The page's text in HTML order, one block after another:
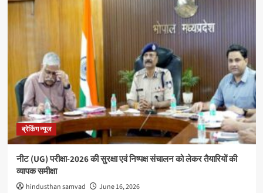
ब्रेकिंग न्यूज
नीट (UG) परीक्षा-2026 की सुरक्षा एवं निष्पक्ष संचालन को लेकर तैयारियों की
व्यापक समीक्षा
hindusthan samvad June 16, 2026